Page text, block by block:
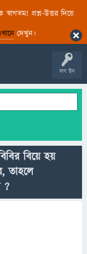
স্বাগতম! প্রশ্ন-উত্তর দিয়ে
দেখুন।
লগ ইন
বিয়ে হয়
তাহলে
?